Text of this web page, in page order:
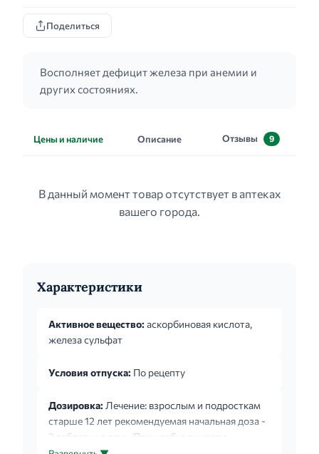
Поделиться
Восполняет дефицит железа при анемии и
других состояниях.
Цены и наличие Описание Отзывы 9
В данный момент товар отсутствует в аптеках
вашего города.
Характеристики
Активное вещество: аскорбиновая кислота,
железа сульфат
Условия отпуска: По рецепту
Дозировка: Лечение: взрослым и подросткам
старше 12 лет рекомендуемая начальная доза -
2 таблетки в день. При необходимости,